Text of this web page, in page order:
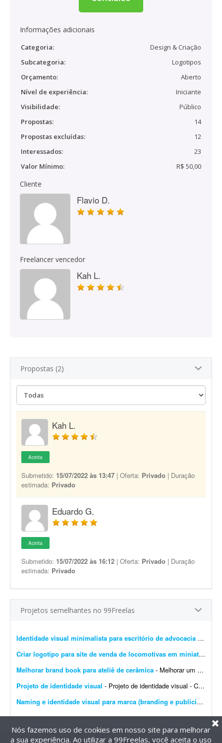
Informações adicionais
Categoria:
Design & Criação
Subcategoria:
Logotipos
Orçamento:
Aberto
Nível de experiência:
Iniciante
Visibilidade:
Público
Propostas:
14
Propostas excluídas:
12
Interessados:
23
Valor Mínimo:
R$ 50,00
Cliente
Flavio D.
Freelancer vencedor
Kah L.
Propostas (2)
Kah L.
Aceita
Submetido: 15/07/2022 às 13:47 | Oferta: Privado | Duração
estimada: Privado
Eduardo G.
Aceita
Submetido: 15/07/2022 às 16:12 | Oferta: Privado | Duração
estimada: Privado
Projetos semelhantes no 99Freelas
Identidade visual minimalista para escritório de advocacia imobiliária
Criar logotipo para site de venda de locomotivas em miniatura
Melhorar brand book para ateliê de cerâmica - Melhorar um brand book existente para um ateliê de cerâmica, além de toda a parte de papelaria; por exemplo: - Essência da marca - Propósito - Missão - Vis&a...
Projeto de identidade visual - Projeto de identidade visual - CJ Gonçalves 1. Sobre o projeto Estamos desenvolvendo a nova identidade visual da CJ Gonçalves, uma empresa do segmento imobiliário que atua co...
Naming e identidade visual para marca (branding e publicidade)
Nós fazemos uso de cookies em nosso site para melhorar
a sua experiência. Ao utilizar a 99Freelas, você aceita o uso